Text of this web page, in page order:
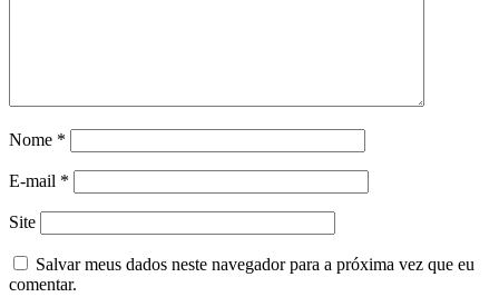
Nome *
E-mail *
Site
Salvar meus dados neste navegador para a próxima vez que eu
comentar.